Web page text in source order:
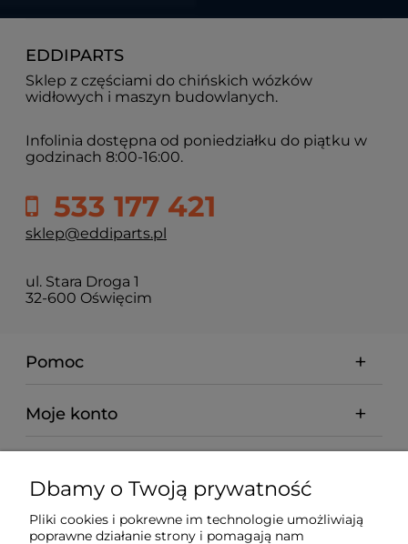
EDDIPARTS
Sklep z częściami do chińskich wózków
widłowych i maszyn budowlanych.
Infolinia dostępna od poniedziałku do piątku w
godzinach 8:00-16:00.
533 177 421
sklep@eddiparts.pl
ul. Stara Droga 1
32-600 Oświęcim
Pomoc
Moje konto
Informacje
Dbamy o Twoją prywatność
Pliki cookies i pokrewne im technologie umożliwiają
poprawne działanie strony i pomagają nam